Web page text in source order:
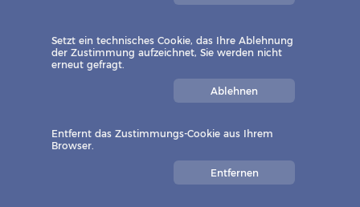
wichtigen Entscheidungen auf unser
Montag - Freitag
Datenschutz
Setzt ein technisches Cookie, das Ihre Ablehnung
der Zustimmung aufzeichnet, Sie werden nicht
erneut gefragt.
Entfernt das Zustimmungs-Cookie aus Ihrem
Browser.
Ablehnen
Entfernen